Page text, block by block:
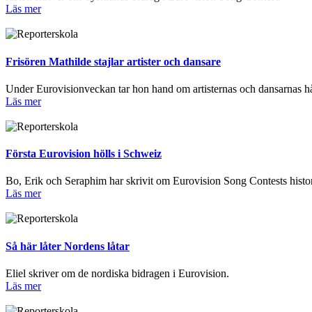
Läs mer
Frisören Mathilde stajlar artister och dansare
Under Eurovisionveckan tar hon hand om artisternas och dansarnas
Läs mer
Första Eurovision hölls i Schweiz
Bo, Erik och Seraphim har skrivit om Eurovision Song Contests
Läs mer
Så här låter Nordens låtar
Eliel skriver om de nordiska bidragen i Eurovision.
Läs mer